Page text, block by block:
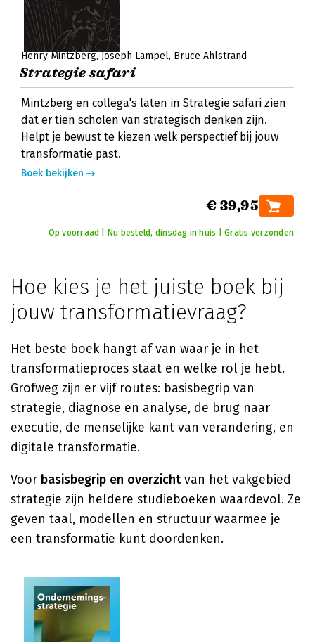
Henry Mintzberg Joseph Lampel Bruce Ahlstrand
Strategie safari
Mintzberg en collega's laten in Strategie safari zien
dat er tien scholen van strategisch denken zijn.
Helpt je bewust te kiezen welk perspectief bij jouw
transformatie past.
Boek bekijken
€ 39,95
Op voorraad | Nu besteld, dinsdag in huis | Gratis verzonden
Hoe kies je het juiste boek bij
jouw transformatievraag?
Het beste boek hangt af van waar je in het
transformatieproces staat en welke rol je hebt.
Grofweg zijn er vijf routes: basisbegrip van
strategie, diagnose en analyse, de brug naar
executie, de menselijke kant van verandering, en
digitale transformatie.
Voor basisbegrip en overzicht van het vakgebied
strategie zijn heldere studieboeken waardevol. Ze
geven taal, modellen en structuur waarmee je
een transformatie kunt doordenken.